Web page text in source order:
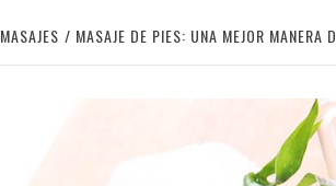
MASAJES MASAJE DE PIES: UNA MEJOR